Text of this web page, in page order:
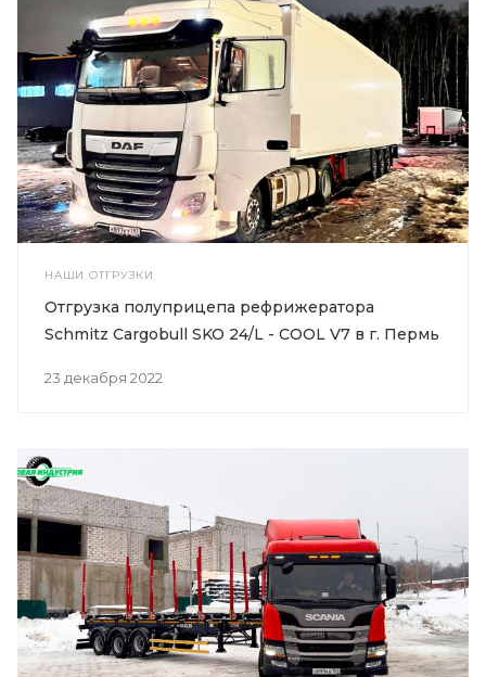
НАШИ ОТГРУЗКИ
23 декабря 2022
Отгрузка полуприцепа рефрижератора
Schmitz Cargobull SKO 24/L - COOL V7 в г. Пермь